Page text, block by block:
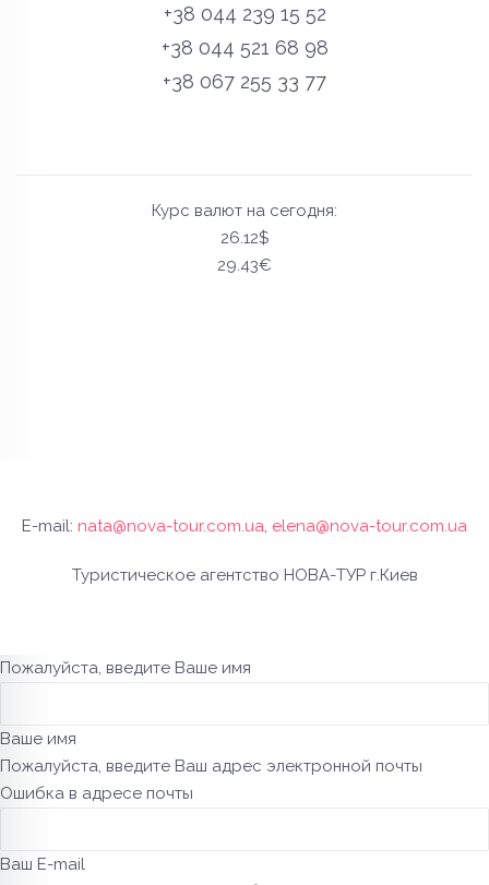
+38 044 239 15 52
+38 044 521 68 98
+38 067 255 33 77
Курс валют на сегодня:
26.12$
29.43€
E-mail: nata@nova-tour.com.ua elena@nova-tour.com.ua
Туристическое агентство НОВА-ТУР г.Киев
Пожалуйста, введите Ваше имя
Ваше имя
Пожалуйста, введите Ваш адрес электронной почты
Ошибка в адресе почты
Ваш E-mail